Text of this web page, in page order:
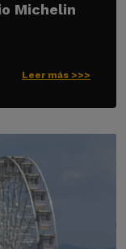
Michelin
Leer más >>>